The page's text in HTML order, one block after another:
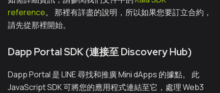
reference。 那裡有詳盡的說明，所以如果您要訂立合約，
請先從那裡開始。
Dapp Portal SDK (連接至 Discovery Hub)
Dapp Portal 是 LINE 尋找和推廣 Mini dApps 的據點。 此
JavaScript SDK 可將您的應用程式連結至它，處理 Web3